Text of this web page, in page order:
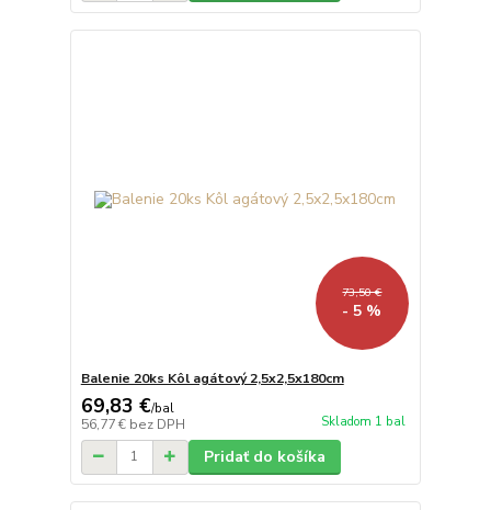
73,50 €
- 5 %
Balenie 20ks Kôl agátový 2,5x2,5x180cm
69,83 €/bal
56,77 € bez DPH Skladom 1 bal
Pridať do košíka